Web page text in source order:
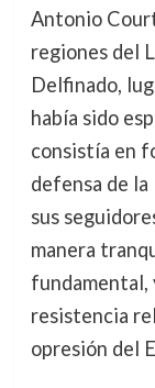
Antonio
regiones del
Delfinado,
había sido
consistía en
defensa de
sus
manera
fundamental,
resistencia
opresión del